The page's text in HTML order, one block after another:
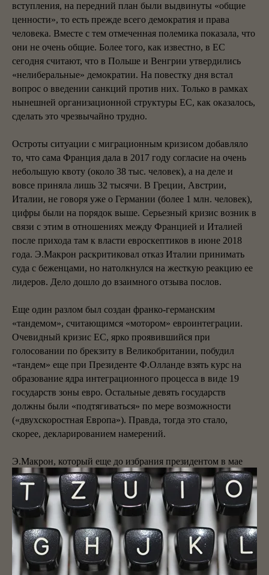
вступления, на передний план были выдвинуты «общие
ценности», то есть прежде всего демократия и права
человека. Вместе с тем отмеченная полемика показала, что
они не очень общие. Более того, как известно, в ЕС
сегодня считают, что в Польше и Венгрии утвердились
«нелиберальные» демократии. На повестку дня встал
вопрос о введении санкций против них. Только в рамках
нынешней организационной структуры ЕС, как оказалось,
сделать это чрезвычайно трудно.
Остроты ситуации с миграционным кризисом добавляло
то, что сама Франция дала в 2017 году согласие на очень
небольшую квоту (около 38 тыс. человек), а на деле и
вовсе приняла лишь 32 тысячи. В Греции, Австрии,
Италии, не говоря уже о Германии (более 1 млн. человек),
цифры были на порядок выше. Серьезный кризис возник в
связи с этим в отношениях между Францией и Италией
после прихода там к власти евроскептиков в июне 2018
года. Э.Макрон раскритиковал отказ Италии принимать
суда с беженцами, но натолкнулся на жесткую реакцию ее
лидеров. Дело дошло до взаимного отзыва послов.
Еще один разлом был создан франко-германским
«тандемом», считающимся «мотором» евроинтеграции.
Очевидный кризис ЕС, ярко проявившийся при
голосовании по брекзиту в Великобритании, побудил
«тандем» еще при Президенте Ф.Олланде взять курс на
образование ядра интеграционного процесса в виде 19
государств зоны евро. Остальные девять государств
должны были «подтягиваться» по мере возможности
(«двухскоростная Европа»). Правда, тогда это стало,
скорее, декларированием намерений.
Э.Макрон, который еще до избрания президентом в мае
2017 года мечтал о превращении ЕС в «мировой центр
силы, способный противостоять Китаю, России и США»,
уже в сентябре того же года в выступлении в Сорбонском
университете выдвинул программу реформ в зоне евро,
которая, по сути, открывала перспективу создания
федерального государства. Среди его предложений стоит
напомнить: формирование общего бюджета этой зоны,
назначение в ней министра финансов, создание